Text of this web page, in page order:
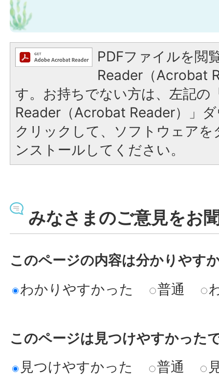
PDFファイルを閲
Reader（Acrobat
す。お持ちでない方は、左記の
Reader（Acrobat Reader）」
クリックして、ソフトウェア
ンストールしてください。
みなさまのご意見をお
このページの内容は分かりやす
わかりやすかった
普通
このページは見つけやすかった
見つけやすかった
普通